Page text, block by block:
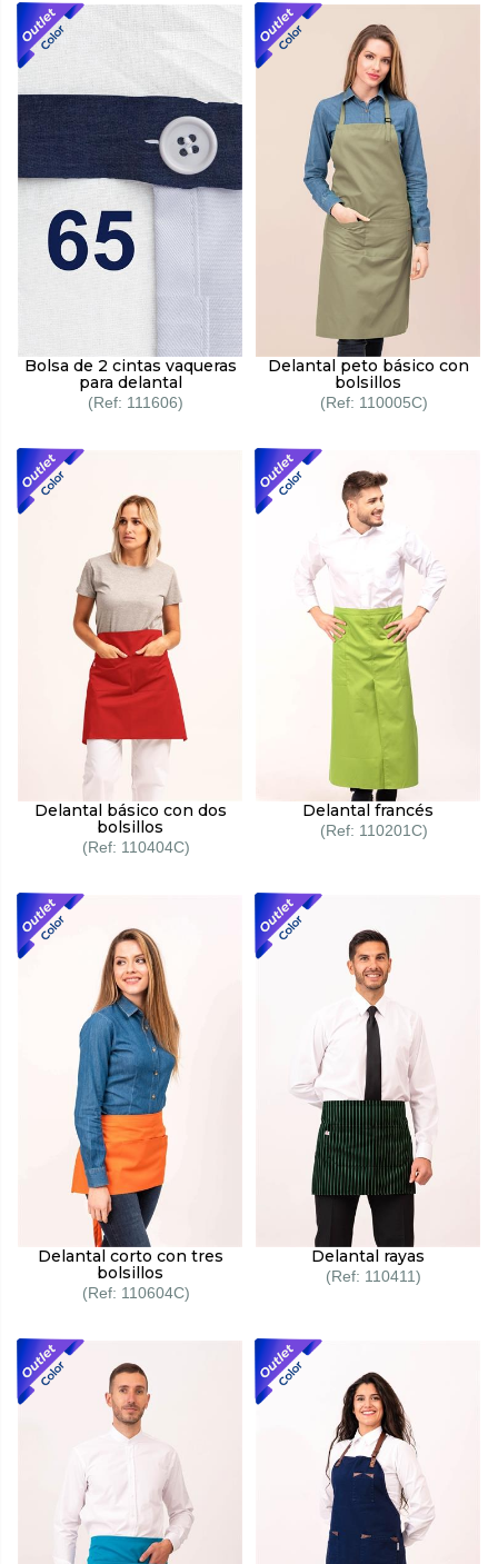
Bolsa de 2 cintas vaqueras
para delantal
111606
Delantal peto básico con
bolsillos
110005C
Delantal básico con dos
bolsillos
110404C
Delantal francés
110201C
Delantal corto con tres
bolsillos
110604C
Delantal rayas
110411